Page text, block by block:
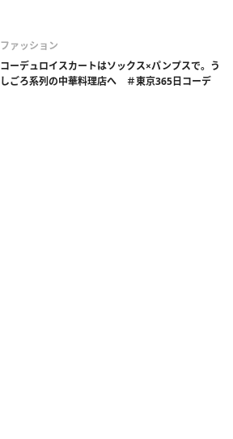
ファッション
コーデュロイスカートはソックス×パンプスで。う
しごろ系列の中華料理店へ ＃東京365日コーデ